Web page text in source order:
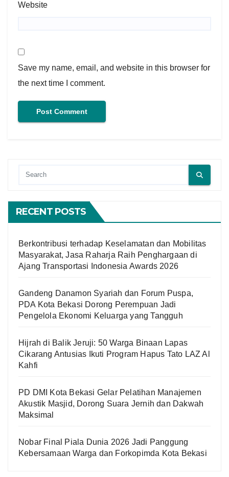
Website
Save my name, email, and website in this browser for
the next time I comment.
RECENT POSTS
Berkontribusi terhadap Keselamatan dan Mobilitas
Masyarakat, Jasa Raharja Raih Penghargaan di
Ajang Transportasi Indonesia Awards 2026
Gandeng Danamon Syariah dan Forum Puspa,
PDA Kota Bekasi Dorong Perempuan Jadi
Pengelola Ekonomi Keluarga yang Tangguh
Hijrah di Balik Jeruji: 50 Warga Binaan Lapas
Cikarang Antusias Ikuti Program Hapus Tato LAZ Al
Kahfi
PD DMI Kota Bekasi Gelar Pelatihan Manajemen
Akustik Masjid, Dorong Suara Jernih dan Dakwah
Maksimal
Nobar Final Piala Dunia 2026 Jadi Panggung
Kebersamaan Warga dan Forkopimda Kota Bekasi